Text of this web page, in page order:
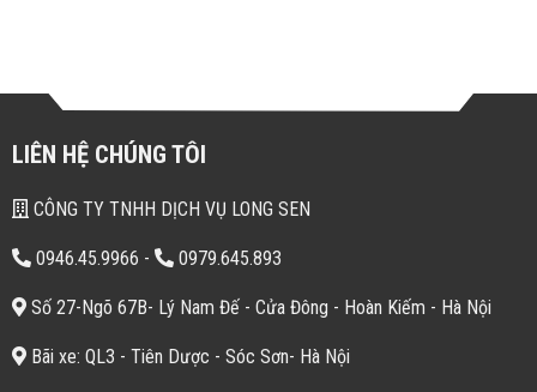
LIÊN HỆ CHÚNG TÔI
CÔNG TY TNHH DỊCH VỤ LONG SEN
0946.45.9966 - 0979.645.893
Số 27-Ngõ 67B- Lý Nam Đế - Cửa Đông - Hoàn Kiếm - Hà Nội
Bãi xe: QL3 - Tiên Dược - Sóc Sơn- Hà Nội